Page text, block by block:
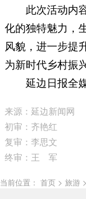
此次活动内
化的独特魅力，
风貌，进一步提
为新时代乡村振
延边日报全
来源：延边新闻网
初审：齐艳红
复审：李思文
终审：王 军
当前位置： 首页 > 旅游